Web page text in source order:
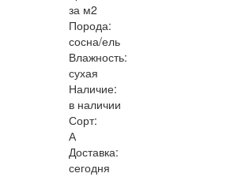
за м2
Порода:
сосна/ель
Влажность:
сухая
Наличие:
в наличии
Сорт:
А
Доставка:
сегодня